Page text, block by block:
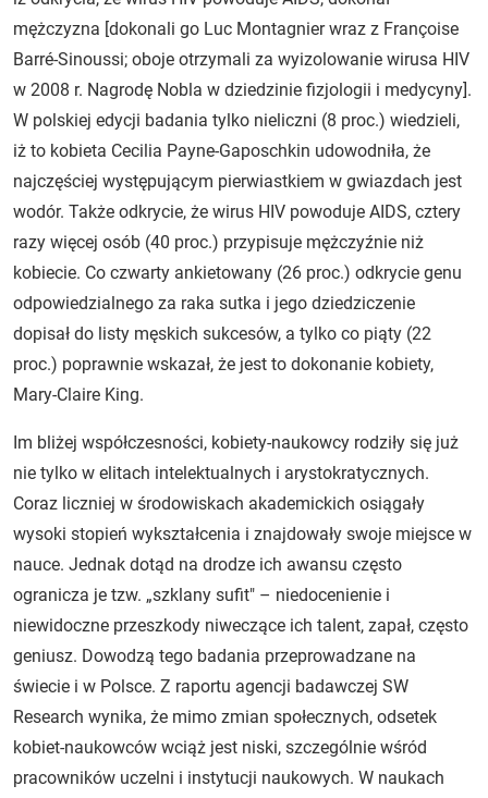
mężczyzna [dokonali go Luc Montagnier wraz z Françoise
Barré-Sinoussi; oboje otrzymali za wyizolowanie wirusa HIV
w 2008 r. Nagrodę Nobla w dziedzinie fizjologii i medycyny].
W polskiej edycji badania tylko nieliczni (8 proc.) wiedzieli,
iż to kobieta Cecilia Payne-Gaposchkin udowodniła, że
najczęściej występującym pierwiastkiem w gwiazdach jest
wodór. Także odkrycie, że wirus HIV powoduje AIDS, cztery
razy więcej osób (40 proc.) przypisuje mężczyźnie niż
kobiecie. Co czwarty ankietowany (26 proc.) odkrycie genu
odpowiedzialnego za raka sutka i jego dziedziczenie
dopisał do listy męskich sukcesów, a tylko co piąty (22
proc.) poprawnie wskazał, że jest to dokonanie kobiety,
Mary-Claire King.
Im bliżej współczesności, kobiety-naukowcy rodziły się już
nie tylko w elitach intelektualnych i arystokratycznych.
Coraz liczniej w środowiskach akademickich osiągały
wysoki stopień wykształcenia i znajdowały swoje miejsce w
nauce. Jednak dotąd na drodze ich awansu często
ogranicza je tzw. „szklany sufit" – niedocenienie i
niewidoczne przeszkody niweczące ich talent, zapał, często
geniusz. Dowodzą tego badania przeprowadzane na
świecie i w Polsce. Z raportu agencji badawczej SW
Research wynika, że mimo zmian społecznych, odsetek
kobiet-naukowców wciąż jest niski, szczególnie wśród
pracowników uczelni i instytucji naukowych. W naukach